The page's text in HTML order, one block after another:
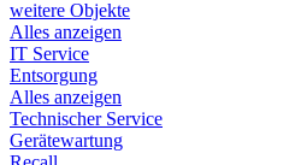
weitere Objekte
Alles anzeigen
IT Service
Entsorgung
Alles anzeigen
Technischer Service
Gerätewartung